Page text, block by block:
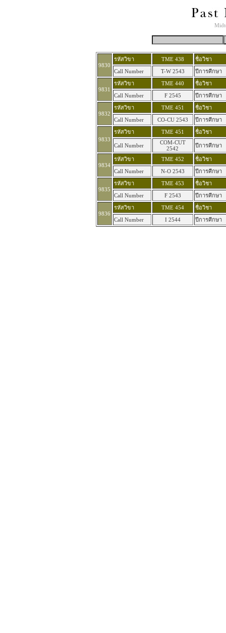
9830
รหัสวิขา TME 438
ชื่อวิชา
Call Number
T-W 2543 ปีการศีกษา
9831
รหัสวิขา TME 440
ชื่อวิชา
Call Number
F 2545 ปีการศีกษา
9832
รหัสวิขา TME 451
ชื่อวิชา
Call Number
CO-CU 2543 ปีการศีกษา
9833
รหัสวิขา TME 451 ชื่อวิชา
Call Number
COM-CUT
2542
ปีการศีกษา
9834
รหัสวิขา TME 452
ชื่อวิชา
Call Number
N-O 2543 ปีการศีกษา
9835
รหัสวิขา TME 453
ชื่อวิชา
Call Number
F 2543 ปีการศีกษา
9836
รหัสวิขา TME 454
ชื่อวิชา
Call Number
I 2544 ปีการศีกษา